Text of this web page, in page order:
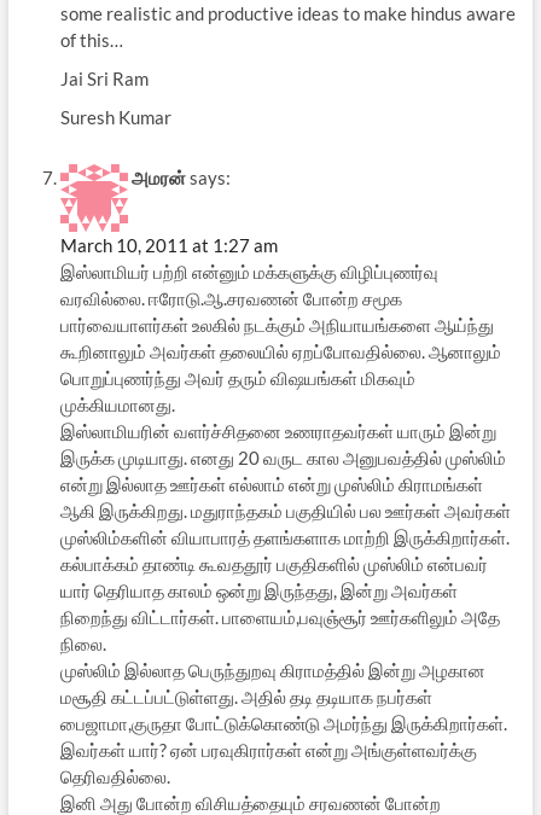
some realistic and productive ideas to make hindus aware
of this…
Jai Sri Ram
Suresh Kumar
அமரன்says:
March 10, 2011 at 1:27 am
இஸ்லாமியர் பற்றி என்னும் மக்களுக்கு விழிப்புணர்வு
வரவில்லை. ஈரோடு.ஆ.சரவணன் போன்ற சமூக
பார்வையாளர்கள் உலகில் நடக்கும் அநியாயங்களை ஆய்ந்து
கூறினாலும் அவர்கள் தலையில் ஏறப்போவதில்லை. ஆனாலும்
பொறுப்புணர்ந்து அவர் தரும் விஷயங்கள் மிகவும்
முக்கியமானது.
இஸ்லாமியரின் வளர்ச்சிதனை உணராதவர்கள் யாரும் இன்று
இருக்க முடியாது. எனது 20 வருட கால அனுபவத்தில் முஸ்லிம்
என்று இல்லாத ஊர்கள் எல்லாம் என்று முஸ்லிம் கிராமங்கள்
ஆகி இருக்கிறது. மதுராந்தகம் பகுதியில் பல ஊர்கள் அவர்கள்
முஸ்லிம்களின் வியாபாரத் தளங்களாக மாற்றி இருக்கிறார்கள்.
கல்பாக்கம் தாண்டி கூவததூர் பகுதிகளில் முஸ்லிம் என்பவர்
யார் தெரியாத காலம் ஒன்று இருந்தது, இன்று அவர்கள்
நிறைந்து விட்டார்கள். பாளையம்,பவுஞ்சூர் ஊர்களிலும் அதே
நிலை.
முஸ்லிம் இல்லாத பெருந்துறவு கிராமத்தில் இன்று அழகான
மசூதி கட்டப்பட்டுள்ளது. அதில் தடி தடியாக நபர்கள்
பைஜாமா,குருதா போட்டுக்கொண்டு அமர்ந்து இருக்கிறார்கள்.
இவர்கள் யார்? ஏன் பரவுகிரார்கள் என்று அங்குள்ளவர்க்கு
தெரிவதில்லை.
இனி அது போன்ற விசியத்தையும் சரவணன் போன்ற